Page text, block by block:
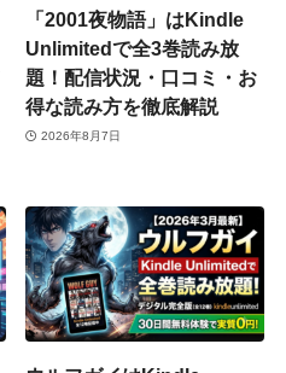
「2001夜物語」はKindle
Unlimitedで全3巻読み放
題！配信状況・口コミ・お
得な読み方を徹底解説
2026年8月7日